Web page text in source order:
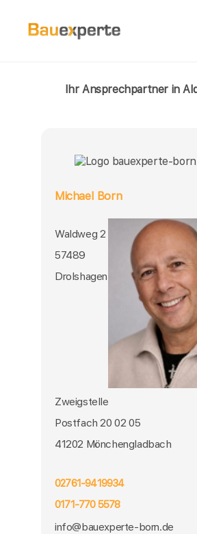
Ihr Ansprechpartner in
Michael Born
Waldweg 2
57489
Drolshagen
Zweigstelle
Postfach 20 02 05
41202 Mönchengladbach
02761-9419934
0171-770 5578
info@bauexperte-born.de